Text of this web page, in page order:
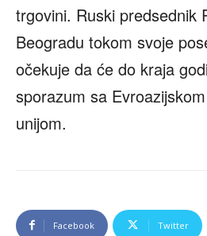
trgovini. Ruski predsednik
Beogradu tokom svoje
očekuje da će do kraja
sporazum sa
unijom.
Facebook Twitter